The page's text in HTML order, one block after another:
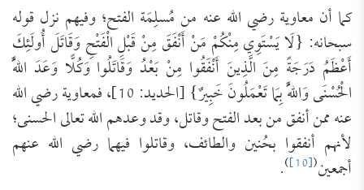
كما أن معاوية رضي الله عنه من مُسلِمَة الفتح؛ وفيهم نزل قوله
سبحانه: {لَا يَسْتَوِي مِنْكُمْ مَنْ أَنْفَقَ مِنْ قَبْلِ الْفَتْحِ وَقَاتَلَ أُولَئِكَ
أَعْظَمُ دَرَجَةً مِنَ الَّذِينَ أَنْفَقُوا مِنْ بَعْدُ وَقَاتَلُوا وَكُلًّا وَعَدَ اللَّهُ
الْحُسْنَى وَاللَّهُ بِمَا تَعْمَلُونَ خَبِيرٌ} [الحديد: 10]، فمعاوية رضي الله
عنه ممن أنفق من بعد الفتح وقاتل، وقد وعدهم الله تعالى الحسنى؛
لأنهم أنفقوا بحُنين والطائف، وقاتلوا فيهما رضي الله عنهم
أجمعين(
[10]
)
.